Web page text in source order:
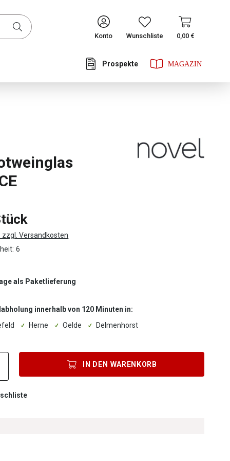
CONTINUE
Konto Wunschliste 0,00 €
Prospekte
zzgl. Versandkosten
6
als Paketlieferung
innerhalb von 120 Minuten in:
Herne Oelde Delmenhorst
Produkt Anzahl: Gib den gewünschten Wert ein oder benutze die
IN DEN WARENKORB